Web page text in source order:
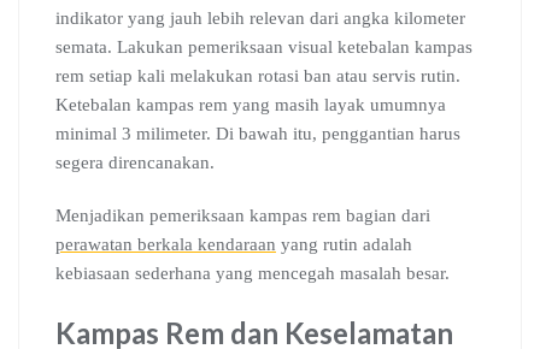
indikator yang jauh lebih relevan dari angka kilometer
semata. Lakukan pemeriksaan visual ketebalan kampas
rem setiap kali melakukan rotasi ban atau servis rutin.
Ketebalan kampas rem yang masih layak umumnya
minimal 3 milimeter. Di bawah itu, penggantian harus
segera direncanakan.
Menjadikan pemeriksaan kampas rem bagian dari
perawatan berkala kendaraan yang rutin adalah
kebiasaan sederhana yang mencegah masalah besar.
Kampas Rem dan Keselamatan